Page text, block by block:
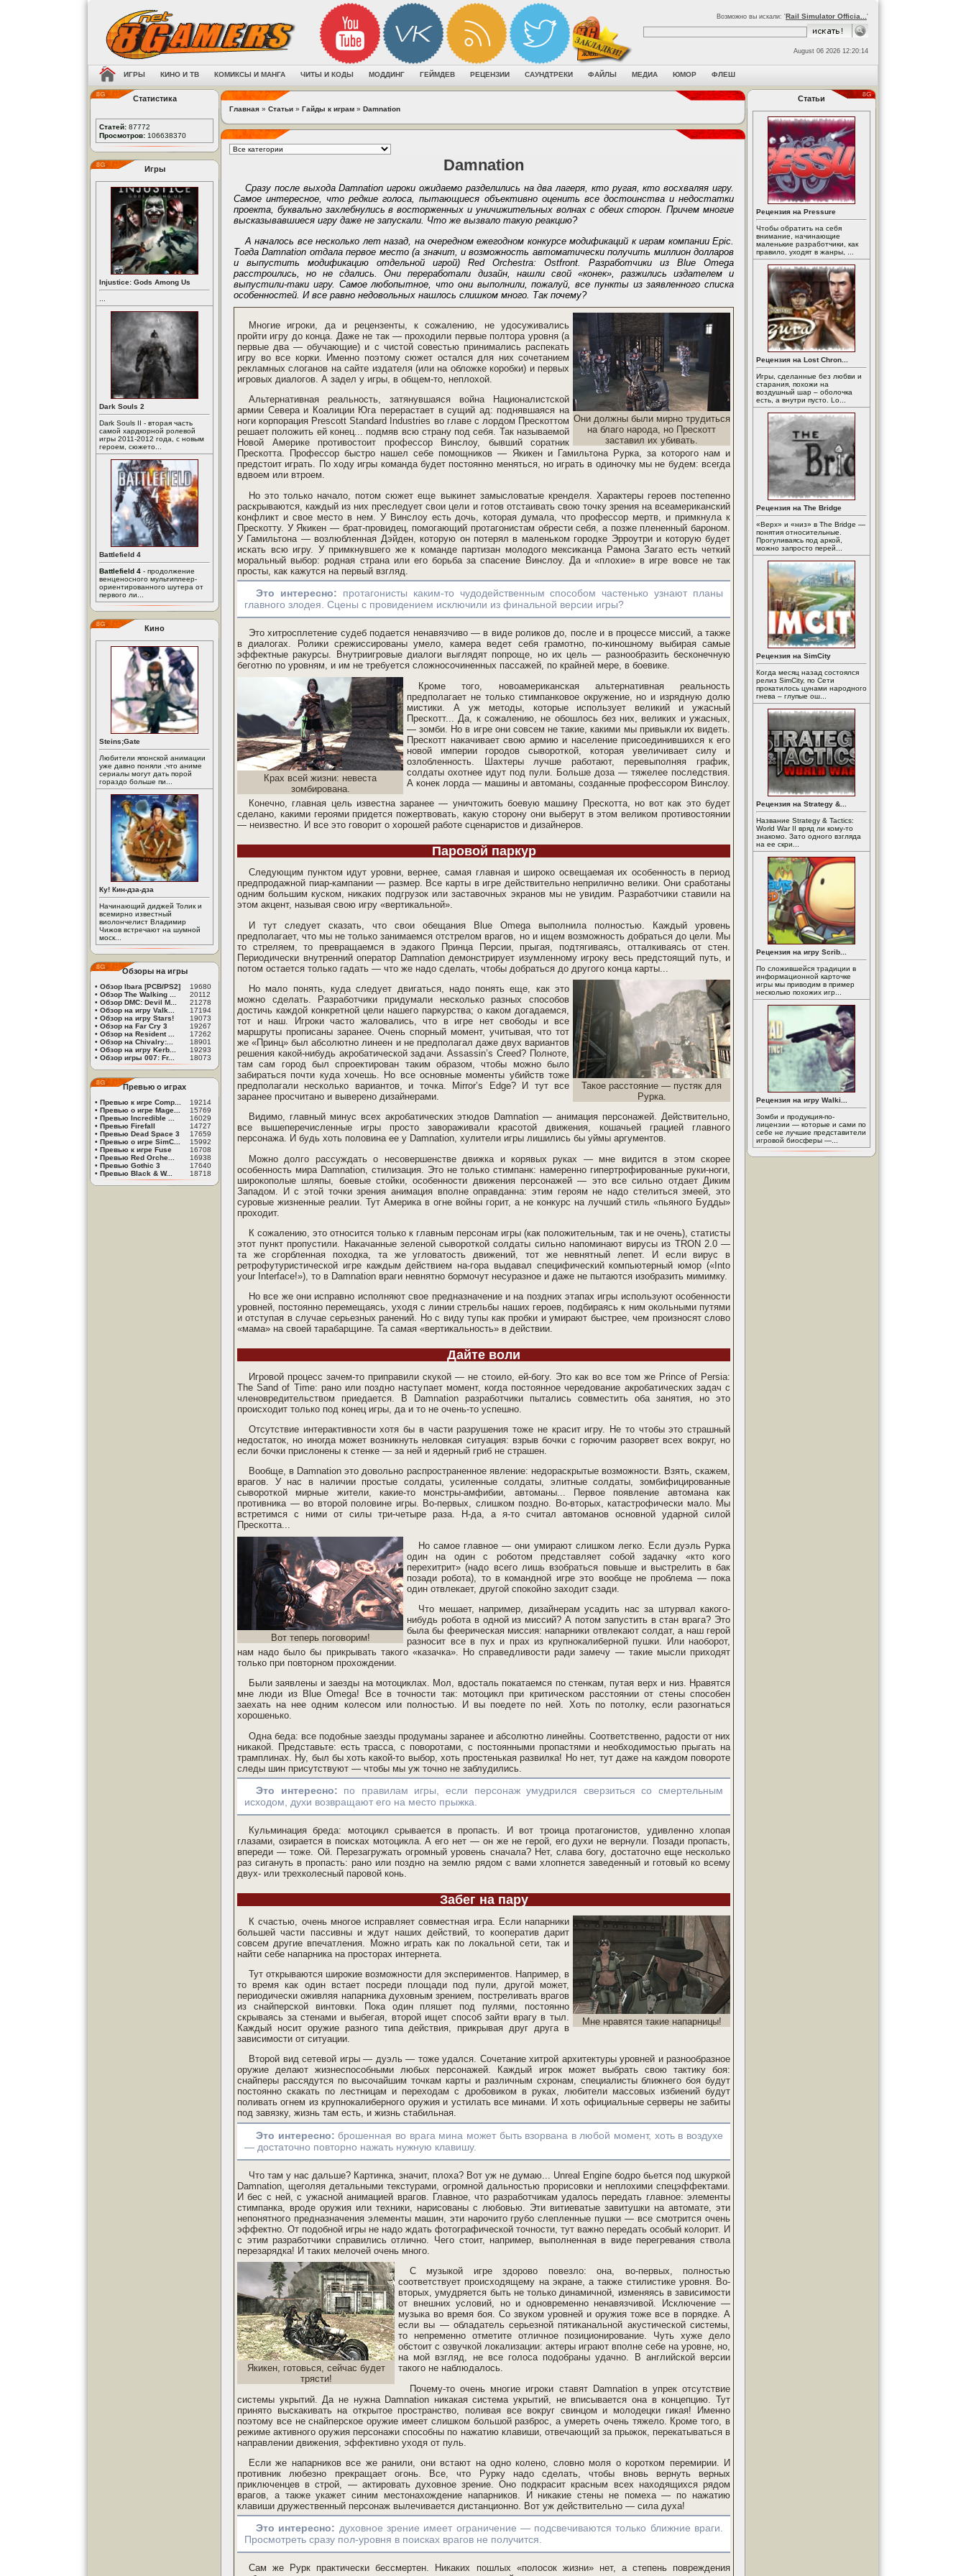
Возможно вы искали: 'Rail Simulator Officia... '
August 06 2026 12:20:14
ИГРЫ КИНО И ТВ КОМИКСЫ И МАНГА ЧИТЫ И КОДЫ МОДДИНГ ГЕЙМДЕВ РЕЦЕНЗИИ САУНДТРЕКИ ФАЙЛЫ МЕДИА ЮМОР ФЛЕШ
Статистика
Статей: 87772
Просмотров: 106638370
Игры
Injustice: Gods Among Us
Dark Souls 2
Dark Souls II - вторая часть
самой хардкорной ролевой
игры 2011-2012 года, с новым
героем, сюжето...
Battlefield 4
Battlefield 4 - продолжение
венценосного мультиплеер-
ориентированного шутера от
первого ли...
Кино
Steins;Gate
Любители японской анимации
уже давно поняли ,что аниме
сериалы могут дать порой
гораздо больше пи...
Ку! Кин-дза-дза
Начинающий диджей Толик и
всемирно известный
виолончелист Владимир
Чижов встречают на шумной
моск...
Обзоры на игры
• Обзор Ibara [PCB/PS2]
19680
• Обзор The Walking ...
20112
• Обзор DMC: Devil M...
21278
• Обзор на игру Valk...
17194
• Обзор на игру Stars!
19073
• Обзор на Far Cry 3
19267
• Обзор на Resident ...
17262
• Обзор на Chivalry:...
18901
• Обзор на игру Kerb...
19293
• Обзор игры 007: Fr... 18073
Превью о играх
• Превью к игре Comp...
19214
• Превью о игре Mage...
15769
• Превью Incredible ...
16029
• Превью Firefall
14727
• Превью Dead Space 3
17659
• Превью о игре SimC...
15992
• Превью к игре Fuse
16708
• Превью Red Orche...
16938
• Превью Gothic 3
17640
• Превью Black & W... 18718
Главная » Статьи » Гайды к играм » Damnation
Damnation
Сразу после выхода Damnation игроки ожидаемо разделились на два лагеря, кто ругая, кто восхваляя игру.
Самое интересное, что редкие голоса, пытающиеся объективно оценить все достоинства и недостатки
проекта, буквально захлебнулись в восторженных и уничижительных волнах с обеих сторон. Причем многие
высказывавшиеся игру даже не запускали. Что же вызвало такую реакцию?
А началось все несколько лет назад, на очередном ежегодном конкурсе модификаций к играм компании Epic.
Тогда Damnation отдала первое место (а значит, и возможность автоматически получить миллион долларов
и выпустить модификацию отдельной игрой) Red Orchestra: Ostfront. Разработчики из Blue Omega
расстроились, но не сдались. Они переработали дизайн, нашли свой «конек», разжились издателем и
выпустили-таки игру. Самое любопытное, что они выполнили, пожалуй, все пункты из заявленного списка
особенностей. И все равно недовольных нашлось слишком много. Так почему?
Они должны были мирно трудиться
на благо народа, но Прескотт
заставил их убивать.
Многие игроки, да и рецензенты, к сожалению, не удосуживались
пройти игру до конца. Даже не так — проходили первые полтора уровня (а
первые два — обучающие) и с чистой совестью принимались распекать
игру во все корки. Именно поэтому сюжет остался для них сочетанием
рекламных слоганов на сайте издателя (или на обложке коробки) и первых
игровых диалогов. А задел у игры, в общем-то, неплохой.
Альтернативная реальность, затянувшаяся война Националистской
армии Севера и Коалиции Юга перерастает в сущий ад: поднявшаяся на
ноги корпорация Prescott Standard Industries во главе с лордом Прескоттом
решает положить ей конец... подмяв всю страну под себя. Так называемой
Новой Америке противостоит профессор Винслоу, бывший соратник
Прескотта. Профессор быстро нашел себе помощников — Якикен и Гамильтона Рурка, за которого нам и
предстоит играть. По ходу игры команда будет постоянно меняться, но играть в одиночку мы не будем: всегда
вдвоем или втроем.
Но это только начало, потом сюжет еще выкинет замысловатые кренделя. Характеры героев постепенно
раскрываются, каждый из них преследует свои цели и готов отстаивать свою точку зрения на всеамериканский
конфликт и свое место в нем. У Винслоу есть дочь, которая думала, что профессор мертв, и примкнула к
Прескотту. У Якикен — брат-провидец, помогающий протагонистам обрести себя, а позже плененный бароном.
У Гамильтона — возлюбленная Дэйден, которую он потерял в маленьком городке Эрроутри и которую будет
искать всю игру. У примкнувшего же к команде партизан молодого мексиканца Рамона Загато есть четкий
моральный выбор: родная страна или его борьба за спасение Винслоу. Да и «плохие» в игре вовсе не так
просты, как кажутся на первый взгляд.
Это интересно: протагонисты каким-то чудодейственным способом частенько узнают планы
главного злодея. Сцены с провидением исключили из финальной версии игры?
Это хитросплетение судеб подается ненавязчиво — в виде роликов до, после и в процессе миссий, а также
в диалогах. Ролики срежиссированы умело, камера ведет себя грамотно, по-киношному выбирая самые
эффектные ракурсы. Внутриигровые диалоги выглядят попроще, но их цель — разнообразить бесконечную
беготню по уровням, и им не требуется сложносочиненных пассажей, по крайней мере, в боевике.
Крах всей жизни: невеста
зомбирована.
Кроме того, новоамериканская альтернативная реальность
предполагает не только стимпанковое окружение, но и изрядную долю
мистики. А уж методы, которые использует великий и ужасный
Прескотт... Да, к сожалению, не обошлось без них, великих и ужасных,
— зомби. Но в игре они совсем не такие, какими мы привыкли их видеть.
Прескотт накачивает свою армию и население присоединившихся к его
новой империи городов сывороткой, которая увеличивает силу и
озлобленность. Шахтеры лучше работают, перевыполняя график,
солдаты охотнее идут под пули. Больше доза — тяжелее последствия.
А конек лорда — машины и автоманы, созданные профессором Винслоу.
Конечно, главная цель известна заранее — уничтожить боевую машину Прескотта, но вот как это будет
сделано, какими героями придется пожертвовать, какую сторону они выберут в этом великом противостоянии
— неизвестно. И все это говорит о хорошей работе сценаристов и дизайнеров.
Паровой паркур
Следующим пунктом идут уровни, вернее, самая главная и широко освещаемая их особенность в период
предпродажной пиар-кампании — размер. Все карты в игре действительно неприлично велики. Они сработаны
одним большим куском, никаких подгрузок или заставочных экранов мы не увидим. Разработчики ставили на
этом акцент, называя свою игру «вертикальной».
И тут следует сказать, что свои обещания Blue Omega выполнила полностью. Каждый уровень
предполагает, что мы не только занимаемся отстрелом врагов, но и ищем возможность добраться до цели. Мы
то стреляем, то превращаемся в эдакого Принца Персии, прыгая, подтягиваясь, отталкиваясь от стен.
Периодически внутренний оператор Damnation демонстрирует изумленному игроку весь предстоящий путь, и
потом остается только гадать — что же надо сделать, чтобы добраться до другого конца карты...
Такое расстояние — пустяк для
Рурка.
Но мало понять, куда следует двигаться, надо понять еще, как это
можно сделать. Разработчики придумали несколько разных способов
достичь каждой конкретной цели нашего паркурства; о каком догадаемся,
тот и наш. Игроки часто жаловались, что в игре нет свободы и все
маршруты прописаны заранее. Очень спорный момент, учитывая, что тот
же «Принц» был абсолютно линеен и не предполагал даже двух вариантов
решения какой-нибудь акробатической задачи. Assassin’s Creed? Полноте,
там сам город был спроектирован таким образом, чтобы можно было
забираться почти куда хочешь. Но все основные моменты убийств тоже
предполагали несколько вариантов, и точка. Mirror’s Edge? И тут все
заранее просчитано и выверено дизайнерами.
Видимо, главный минус всех акробатических этюдов Damnation — анимация персонажей. Действительно,
все вышеперечисленные игры просто завораживали красотой движения, кошачьей грацией главного
персонажа. И будь хоть половина ее у Damnation, хулители игры лишились бы уймы аргументов.
Можно долго рассуждать о несовершенстве движка и корявых руках — мне видится в этом скорее
особенность мира Damnation, стилизация. Это не только стимпанк: намеренно гипертрофированные руки-ноги,
широкополые шляпы, боевые стойки, особенности движения персонажей — это все сильно отдает Диким
Западом. И с этой точки зрения анимация вполне оправданна: этим героям не надо стелиться змеей, это
суровые жизненные реалии. Тут Америка в огне войны горит, а не конкурс на лучший стиль «пьяного Будды»
проходит.
К сожалению, это относится только к главным персонам игры (как положительным, так и не очень), статисты
этот пункт пропустили. Накачанные зеленой сывороткой солдаты сильно напоминают вирусы из TRON 2.0 —
та же сгорбленная походка, та же угловатость движений, тот же невнятный лепет. И если вирус в
ретрофутуристической игре каждым действием на-гора выдавал специфический компьютерный юмор («Into
your Interface!»), то в Damnation враги невнятно бормочут несуразное и даже не пытаются изобразить мимимку.
Но все же они исправно исполняют свое предназначение и на поздних этапах игры используют особенности
уровней, постоянно перемещаясь, уходя с линии стрельбы наших героев, подбираясь к ним окольными путями
и отступая в случае серьезных ранений. Но с виду тупы как пробки и умирают быстрее, чем произносят слово
«мама» на своей тарабарщине. Та самая «вертикальность» в действии.
Дайте воли
Игровой процесс зачем-то приправили скукой — не стоило, ей-богу. Это как во все том же Prince of Persia:
The Sand of Time: рано или поздно наступает момент, когда постоянное чередование акробатических задач с
членовредительством приедается. В Damnation разработчики пытались совместить оба занятия, но это
происходит только под конец игры, да и то не очень-то успешно.
Отсутствие интерактивности хотя бы в части разрушения тоже не красит игру. Не то чтобы это страшный
недостаток, но иногда может возникнуть неловкая ситуация: взрыв бочки с горючим разорвет всех вокруг, но
если бочки прислонены к стенке — за ней и ядерный гриб не страшен.
Вообще, в Damnation это довольно распространенное явление: недораскрытые возможности. Взять, скажем,
врагов. У нас в наличии простые солдаты, усиленные солдаты, элитные солдаты, зомбифицированные
сывороткой мирные жители, какие-то монстры-амфибии, автоманы... Первое появление автомана как
противника — во второй половине игры. Во-первых, слишком поздно. Во-вторых, катастрофически мало. Мы
встретимся с ними от силы три-четыре раза. Н-да, а я-то считал автоманов основной ударной силой
Прескотта...
Вот теперь поговорим!
Но самое главное — они умирают слишком легко. Если дуэль Рурка
один на один с роботом представляет собой задачку «кто кого
перехитрит» (надо всего лишь взобраться повыше и выстрелить в бак
позади робота), то в командной игре это вообще не проблема — пока
один отвлекает, другой спокойно заходит сзади.
Что мешает, например, дизайнерам усадить нас за штурвал какого-
нибудь робота в одной из миссий? А потом запустить в стан врага? Это
была бы феерическая миссия: напарники отвлекают солдат, а наш герой
разносит все в пух и прах из крупнокалиберной пушки. Или наоборот,
нам надо было бы прикрывать такого «казачка». Но справедливости ради замечу — такие мысли приходят
только при повторном прохождении.
Были заявлены и заезды на мотоциклах. Мол, вдосталь покатаемся по стенкам, путая верх и низ. Нравятся
мне люди из Blue Omega! Все в точности так: мотоцикл при критическом расстоянии от стены способен
заехать на нее одним колесом или полностью. И вы поедете по ней. Хоть по потолку, если разогнаться
хорошенько.
Одна беда: все подобные заезды продуманы заранее и абсолютно линейны. Соответственно, радости от них
никакой. Представьте: есть трасса, с поворотами, с постоянными пропастями и необходимостью прыгать на
трамплинах. Ну, был бы хоть какой-то выбор, хоть простенькая развилка! Но нет, тут даже на каждом повороте
следы шин присутствуют — чтобы мы уж точно не заблудились.
Это интересно: по правилам игры, если персонаж умудрился сверзиться со смертельным
исходом, духи возвращают его на место прыжка.
Кульминация бреда: мотоцикл срывается в пропасть. И вот троица протагонистов, удивленно хлопая
глазами, озирается в поисках мотоцикла. А его нет — он же не герой, его духи не вернули. Позади пропасть,
впереди — тоже. Ой. Перезагружать огромный уровень сначала? Нет, слава богу, достаточно еще несколько
раз сигануть в пропасть: рано или поздно на землю рядом с вами хлопнется заведенный и готовый ко всему
двух- или трехколесный паровой конь.
Забег на пару
Мне нравятся такие напарницы!
К счастью, очень многое исправляет совместная игра. Если напарники
большей части пассивны и ждут наших действий, то кооператив дарит
совсем другие впечатления. Можно играть как по локальной сети, так и
найти себе напарника на просторах интернета.
Тут открываются широкие возможности для экспериментов. Например, в
то время как один встает посреди площади под пули, другой может,
периодически оживляя напарника духовным зрением, постреливать врагов
из снайперской винтовки. Пока один пляшет под пулями, постоянно
скрываясь за стенами и выбегая, второй ищет способ зайти врагу в тыл.
Каждый носит оружие разного типа действия, прикрывая друг друга в
зависимости от ситуации.
Второй вид сетевой игры — дуэль — тоже удался. Сочетание хитрой архитектуры уровней и разнообразное
оружие делают жизнеспособными любых персонажей. Каждый игрок может выбрать свою тактику боя:
снайперы рассядутся по высочайшим точкам карты и различным схронам, специалисты ближнего боя будут
постоянно скакать по лестницам и переходам с дробовиком в руках, любители массовых избиений будут
поливать огнем из крупнокалиберного оружия и устилать все минами. И хоть официальные серверы не забиты
под завязку, жизнь там есть, и жизнь стабильная.
Это интересно: брошенная во врага мина может быть взорвана в любой момент, хоть в воздухе
— достаточно повторно нажать нужную клавишу.
Что там у нас дальше? Картинка, значит, плоха? Вот уж не думаю... Unreal Engine бодро бьется под шкуркой
Damnation, щеголяя детальными текстурами, огромной дальностью прорисовки и неплохими спецэффектами.
И бес с ней, с ужасной анимацией врагов. Главное, что разработчикам удалось передать главное: элементы
стимпанка, вроде оружия или техники, нарисованы с любовью. Эти витиеватые завитушки на автомате, эти
непонятного предназначения элементы машин, эти нарочито грубо слепленные пушки — все смотрится очень
эффектно. От подобной игры не надо ждать фотографической точности, тут важно передать особый колорит. И
с этим разработчики справились отлично. Чего стоит, например, выполненная в виде перегревания ствола
перезарядка! И таких мелочей очень много.
Якикен, готовься, сейчас будет
трясти!
С музыкой игре здорово повезло: она, во-первых, полностью
соответствует происходящему на экране, а также стилистике уровня. Во-
вторых, умудряется быть не только динамичной, изменяясь в зависимости
от внешних условий, но и одновременно ненавязчивой. Исключение —
музыка во время боя. Со звуком уровней и оружия тоже все в порядке. А
если вы — обладатель серьезной пятиканальной акустической системы,
то непременно отметите отличное позиционирование. Чуть хуже дело
обстоит с озвучкой локализации: актеры играют вполне себе на уровне, но,
на мой взгляд, не все голоса подобраны удачно. В английской версии
такого не наблюдалось.
Почему-то очень многие игроки ставят Damnation в упрек отсутствие
системы укрытий. Да не нужна Damnation никакая система укрытий, не вписывается она в концепцию. Тут
принято выскакивать на открытое пространство, поливая все вокруг свинцом и молодецки гикая! Именно
поэтому все не снайперское оружие имеет слишком большой разброс, а умереть очень тяжело. Кроме того, в
режиме активного оружия персонажи способны по нажатию клавиши, отвечающий за прыжок, перекатываться в
направлении движения, эффективно уходя от пуль.
Если же напарников все же ранили, они встают на одно колено, словно моля о коротком перемирии. И
противник любезно прекращает огонь. Все, что Рурку надо сделать, чтобы вновь вернуть верных
приключенцев в строй, — актировать духовное зрение. Оно подкрасит красным всех находящихся рядом
врагов, а также укажет синим местонахождение напарников. И никакие стены не помеха — по нажатию
клавиши дружественный персонаж вылечивается дистанционно. Вот уж действительно — сила духа!
Это интересно: духовное зрение имеет ограничение — подсвечиваются только ближние враги.
Просмотреть сразу пол-уровня в поисках врагов не получится.
Сам же Рурк практически бессмертен. Никаких пошлых «полосок жизни» нет, а степень повреждения
Статьи
Рецензия на Pressure
Чтобы обратить на себя
внимание, начинающие
маленькие разработчики, как
правило, уходят в жанры, ...
Рецензия на Lost Chron...
Игры, сделанные без любви и
старания, похожи на
воздушный шар – оболочка
есть, а внутри пусто. Lo...
Рецензия на The Bridge
«Верх» и «низ» в The Bridge —
понятия относительные.
Прогуливаясь под аркой,
можно запросто перей...
Рецензия на SimCity
Когда месяц назад состоялся
релиз SimCity, по Сети
прокатилось цунами народного
гнева – глупые ош...
Рецензия на Strategy &...
Название Strategy & Tactics:
World War II вряд ли кому-то
знакомо. Зато одного взгляда
на ее скри...
Рецензия на игру Scrib...
По сложившейся традиции в
информационной карточке
игры мы приводим в пример
несколько похожих игр...
Рецензия на игру Walki...
Зомби и продукция-по-
лицензии — которые и сами по
себе не лучшие представители
игровой биосферы —...